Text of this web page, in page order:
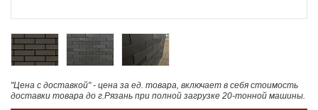
"Цена с доставкой" - цена за ед. товара, включает в себя стоимость
доставки товара до г.Рязань при полной загрузке 20-тонной машины.